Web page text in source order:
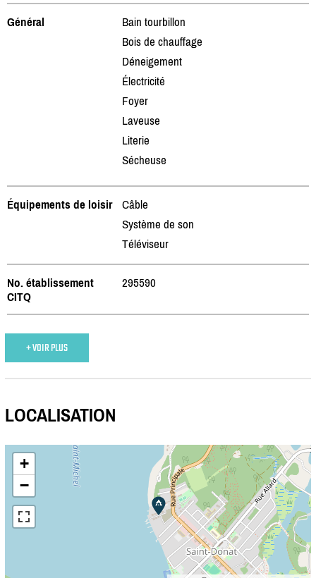
Général
Bain tourbillon
Bois de chauffage
Déneigement
Électricité
Foyer
Laveuse
Literie
Sécheuse
Équipements de loisir
Câble
Système de son
Téléviseur
No. établissement
CITQ
295590
+ VOIR PLUS
LOCALISATION
+
−